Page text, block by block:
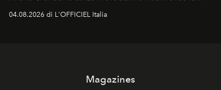
04.08.2026 di L'OFFICIEL Italia
Magazines